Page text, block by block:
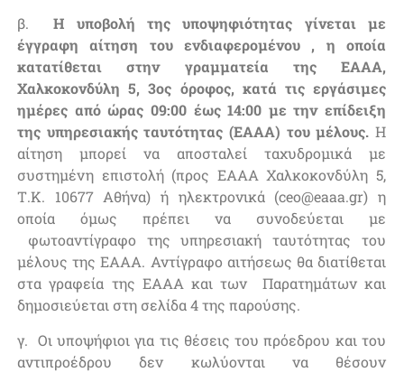
β. Η υποβολή της υποψηφιότητας γίνεται με
έγγραφη αίτηση του ενδιαφερομένου , η οποία
κατατίθεται στην γραμματεία της ΕΑΑΑ,
Χαλκοκονδύλη 5, 3ος όροφος, κατά τις εργάσιμες
ημέρες από ώρας 09:00 έως 14:00 με την επίδειξη
της υπηρεσιακής ταυτότητας (ΕΑΑΑ) του μέλους. Η
αίτηση μπορεί να αποσταλεί ταχυδρομικά με
συστημένη επιστολή (προς ΕΑΑΑ Χαλκοκονδύλη 5,
Τ.Κ. 10677 Αθήνα) ή ηλεκτρονικά (ceo@eaaa.gr) η
οποία όμως πρέπει να συνοδεύεται με
φωτοαντίγραφο της υπηρεσιακή ταυτότητας του
μέλους της ΕΑΑΑ. Αντίγραφο αιτήσεως θα διατίθεται
στα γραφεία της ΕΑΑΑ και των Παρατημάτων και
δημοσιεύεται στη σελίδα 4 της παρούσης.
γ. Οι υποψήφιοι για τις θέσεις του πρόεδρου και του
αντιπροέδρου δεν κωλύονται να θέσουν